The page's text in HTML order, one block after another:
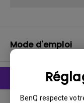
BenQ respecte
Mode d'emploi
Manuel d’utilisation